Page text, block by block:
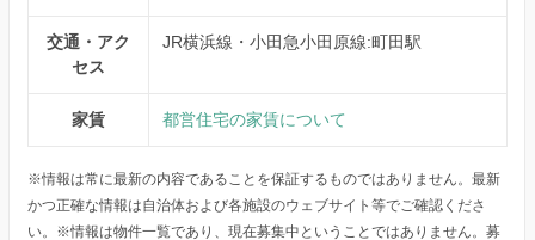
交通・アク
セス
JR横浜線・小田急小田原線:町田駅
家賃 都営住宅の家賃について
※情報は常に最新の内容であることを保証するものではありません。最新
かつ正確な情報は自治体および各施設のウェブサイト等でご確認くださ
い。※情報は物件一覧であり、現在募集中ということではありません。募